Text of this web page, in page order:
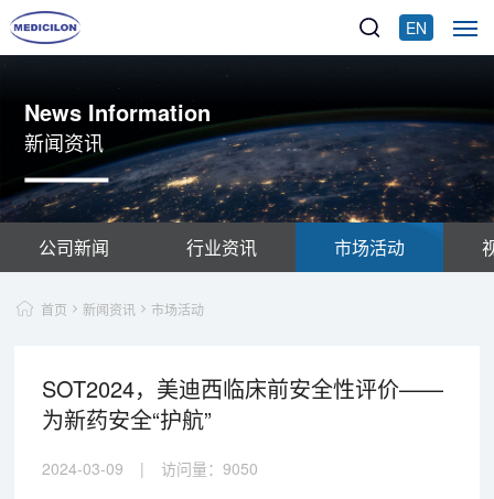
EN
News Information
新闻资讯
公司新闻 行业资讯 市场活动
首页 新闻资讯 市场活动
SOT2024，美迪西临床前安全性评价——
为新药安全“护航”
2024-03-09 | 访问量：9050